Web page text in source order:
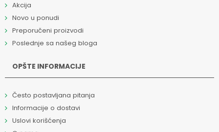
Akcija
Novo u ponudi
Preporučeni proizvodi
Poslednje sa našeg bloga
OPŠTE INFORMACIJE
Često postavljana pitanja
Informacije o dostavi
Uslovi korišćenja